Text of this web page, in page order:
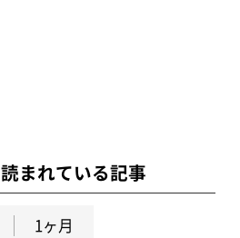
読まれている記事
1ヶ月